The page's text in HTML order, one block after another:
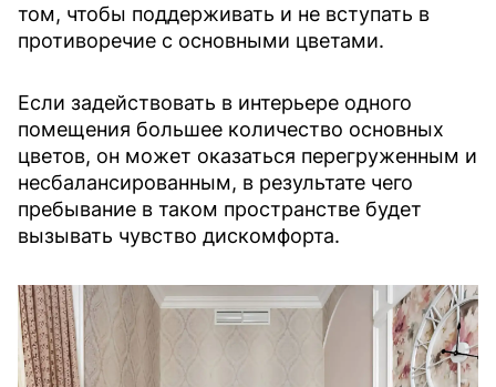
том, чтобы поддерживать и не вступать в
противоречие с основными цветами.
Если задействовать в интерьере одного
помещения большее количество основных
цветов, он может оказаться перегруженным и
несбалансированным, в результате чего
пребывание в таком пространстве будет
вызывать чувство дискомфорта.